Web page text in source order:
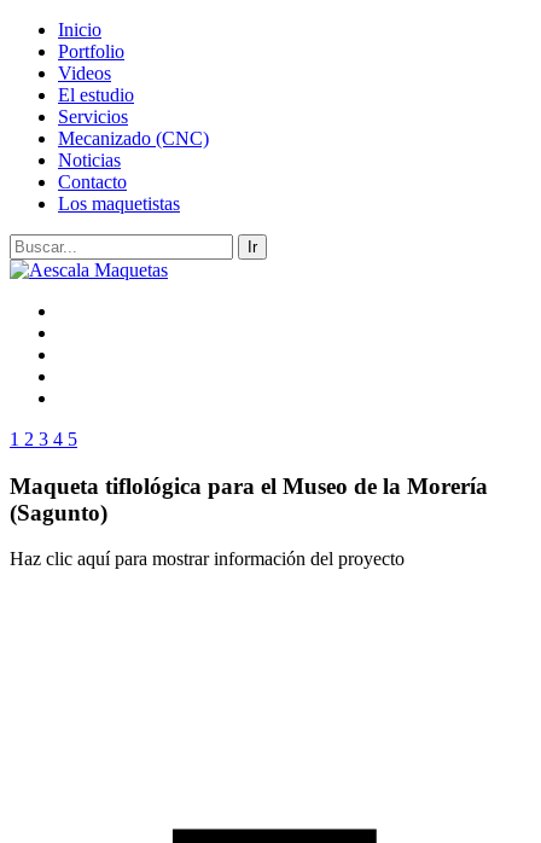
Inicio
Portfolio
Videos
El estudio
Servicios
Mecanizado (CNC)
Noticias
Contacto
Los maquetistas
1 2 3 4 5
Maqueta tiflológica para el Museo de la Morería
(Sagunto)
Haz clic aquí para mostrar información del proyecto